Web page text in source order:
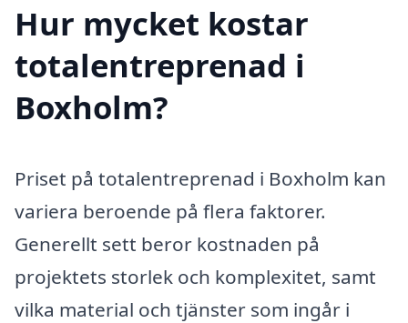
Hur mycket kostar
totalentreprenad i
Boxholm?
Priset på totalentreprenad i Boxholm kan
variera beroende på flera faktorer.
Generellt sett beror kostnaden på
projektets storlek och komplexitet, samt
vilka material och tjänster som ingår i